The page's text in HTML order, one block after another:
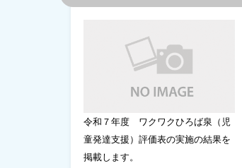
令和７年度 ワクワクひろば泉（児
童発達支援）評価表の実施の結果を
掲載します。